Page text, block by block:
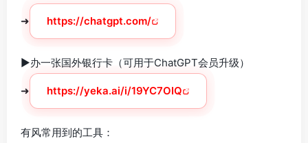
➜ https://chatgpt.com/
►办一张国外银行卡（可用于ChatGPT会员升级）
➜ https://yeka.ai/i/19YC7OIQ
有风常用到的工具：